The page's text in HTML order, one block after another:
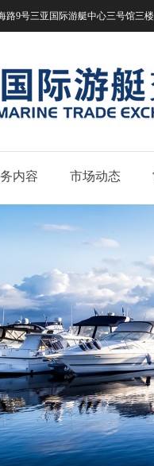
路9号三亚国际游艇中心三号馆
内容 市场动态